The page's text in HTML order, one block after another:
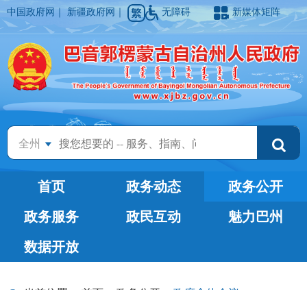
中国政府网 ｜新疆政府网 ｜ 无障碍 新媒体矩阵
全州
首页 政务动态
政务公开
政务服务
政民互动
魅力巴州
数据开放